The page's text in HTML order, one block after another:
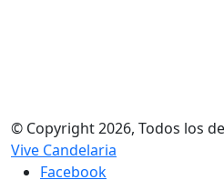
© Copyright 2026, Todos los
Vive Candelaria
Facebook